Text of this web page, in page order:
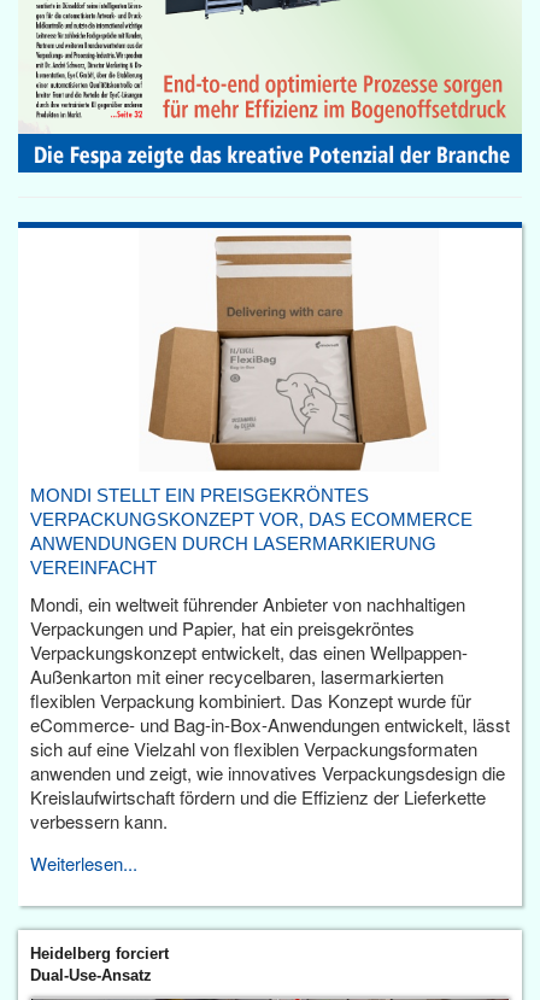
MONDI STELLT EIN PREISGEKRÖNTES
VERPACKUNGSKONZEPT VOR, DAS ECOMMERCE
ANWENDUNGEN DURCH LASERMARKIERUNG
VEREINFACHT
Mondi, ein weltweit führender Anbieter von nachhaltigen
Verpackungen und Papier, hat ein preisgekröntes
Verpackungskonzept entwickelt, das einen Wellpappen-
Außenkarton mit einer recycelbaren, lasermarkierten
flexiblen Verpackung kombiniert. Das Konzept wurde für
eCommerce- und Bag-in-Box-Anwendungen entwickelt, lässt
sich auf eine Vielzahl von flexiblen Verpackungsformaten
anwenden und zeigt, wie innovatives Verpackungsdesign die
Kreislaufwirtschaft fördern und die Effizienz der Lieferkette
verbessern kann.
Weiterlesen...
Heidelberg forciert
Dual-Use-Ansatz